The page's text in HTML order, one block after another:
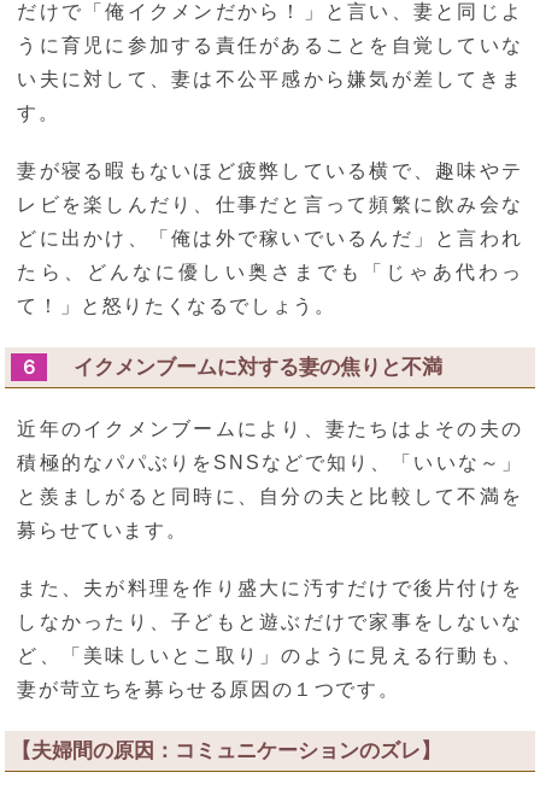
だけで「俺イクメンだから！」と言い、妻と同じよ
うに育児に参加する責任があることを自覚していな
い夫に対して、妻は不公平感から嫌気が差してきま
す。
妻が寝る暇もないほど疲弊している横で、趣味やテ
レビを楽しんだり、仕事だと言って頻繁に飲み会な
どに出かけ、「俺は外で稼いでいるんだ」と言われ
たら、どんなに優しい奥さまでも「じゃあ代わっ
て！」と怒りたくなるでしょう。
６ イクメンブームに対する妻の焦りと不満
近年のイクメンブームにより、妻たちはよその夫の
積極的なパパぶりをSNSなどで知り、「いいな～」
と羨ましがると同時に、自分の夫と比較して不満を
募らせています。
また、夫が料理を作り盛大に汚すだけで後片付けを
しなかったり、子どもと遊ぶだけで家事をしないな
ど、「美味しいとこ取り」のように見える行動も、
妻が苛立ちを募らせる原因の１つです。
【夫婦間の原因：コミュニケーションのズレ】